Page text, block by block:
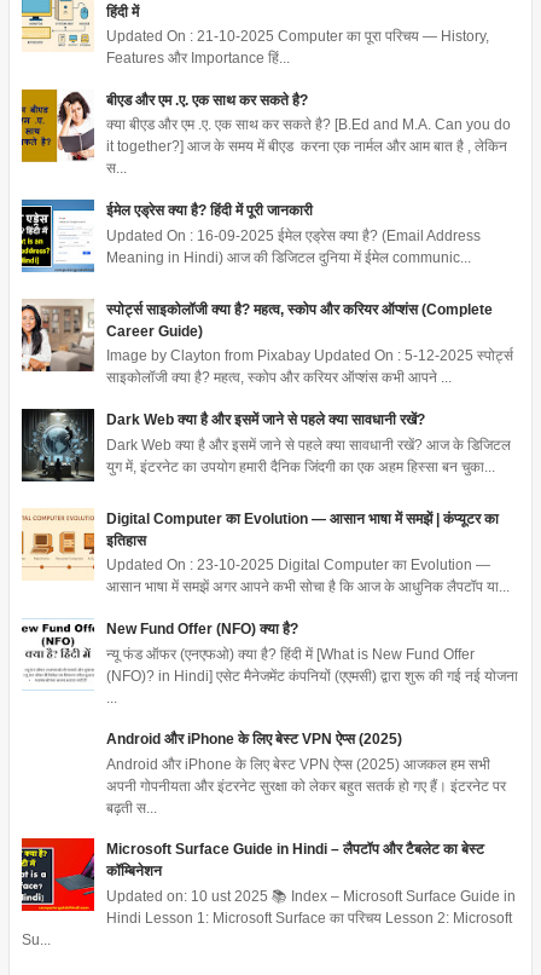
हिंदी में
Updated On : 21-10-2025 Computer का पूरा परिचय — History,
Features और Importance हिं...
बीएड और एम .ए. एक साथ कर सकते है?
क्या बीएड और एम .ए. एक साथ कर सकते है? [B.Ed and M.A. Can you do
it together?] आज के समय में बीएड करना एक नार्मल और आम बात है , लेकिन
स...
ईमेल एड्रेस क्या है? हिंदी में पूरी जानकारी
Updated On : 16-09-2025 ईमेल एड्रेस क्या है? (Email Address
Meaning in Hindi) आज की डिजिटल दुनिया में ईमेल communic...
स्पोर्ट्स साइकोलॉजी क्या है? महत्व, स्कोप और करियर ऑप्शंस (Complete
Career Guide)
Image by Clayton from Pixabay Updated On : 5-12-2025 स्पोर्ट्स
साइकोलॉजी क्या है? महत्व, स्कोप और करियर ऑप्शंस कभी आपने ...
Dark Web क्या है और इसमें जाने से पहले क्या सावधानी रखें?
Dark Web क्या है और इसमें जाने से पहले क्या सावधानी रखें? आज के डिजिटल
युग में, इंटरनेट का उपयोग हमारी दैनिक जिंदगी का एक अहम हिस्सा बन चुका...
Digital Computer का Evolution — आसान भाषा में समझें | कंप्यूटर का
इतिहास
Updated On : 23-10-2025 Digital Computer का Evolution —
आसान भाषा में समझें अगर आपने कभी सोचा है कि आज के आधुनिक लैपटॉप या...
New Fund Offer (NFO) क्या है?
न्यू फंड ऑफर (एनएफओ) क्या है? हिंदी में [What is New Fund Offer
(NFO)? in Hindi] एसेट मैनेजमेंट कंपनियों (एएमसी) द्वारा शुरू की गई नई योजना
Android और iPhone के लिए बेस्ट VPN ऐप्स (2025)
Android और iPhone के लिए बेस्ट VPN ऐप्स (2025) आजकल हम सभी
अपनी गोपनीयता और इंटरनेट सुरक्षा को लेकर बहुत सतर्क हो गए हैं। इंटरनेट पर
बढ़ती स...
Microsoft Surface Guide in Hindi – लैपटॉप और टैबलेट का बेस्ट
कॉम्बिनेशन
Updated on: 10 ust 2025 📚 Index – Microsoft Surface Guide in
Hindi Lesson 1: Microsoft Surface का परिचय Lesson 2: Microsoft
Su...